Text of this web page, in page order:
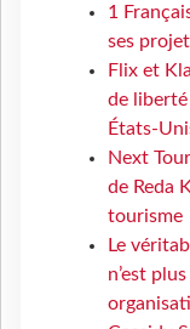
1
ses
Flix et
de liberté
États-
Next
de Reda
tourisme
Le
n’est